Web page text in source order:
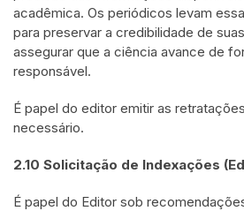
acadêmica. Os periódicos levam
para preservar a credibilidade de
assegurar que a ciência avance de
responsável.
É papel do editor emitir as
necessário.
2.10 Solicitação de Indexações
É papel do Editor sob